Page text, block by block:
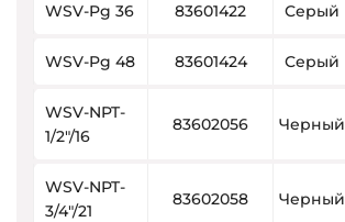
WSV-Pg 36 83601422 Серый
WSV-Pg 48 83601424 Серый
WSV-NPT-
1/2″/16
83602056 Черный
WSV-NPT-
3/4″/21
83602058 Черный